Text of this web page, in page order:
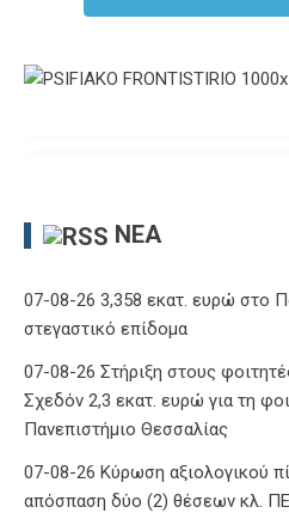
ΝΈΑ
07-08-26 3,358 εκατ. ευρώ στο
στεγαστικό επίδομα
07-08-26 Στήριξη στους
Σχεδόν 2,3 εκατ. ευρώ για τη
Πανεπιστήμιο Θεσσαλίας
07-08-26 Κύρωση αξιολογικού
απόσπαση δύο (2) θέσεων κλ.